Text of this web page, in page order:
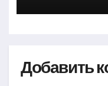
Добавить